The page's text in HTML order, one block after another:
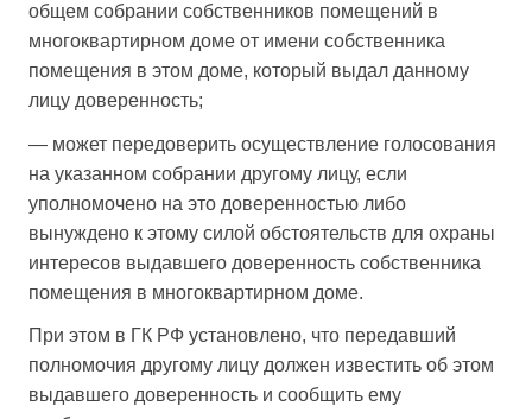
общем собрании собственников помещений в
многоквартирном доме от имени собственника
помещения в этом доме, который выдал данному
лицу доверенность;
— может передоверить осуществление голосования
на указанном собрании другому лицу, если
уполномочено на это доверенностью либо
вынуждено к этому силой обстоятельств для охраны
интересов выдавшего доверенность собственника
помещения в многоквартирном доме.
При этом в ГК РФ установлено, что передавший
полномочия другому лицу должен известить об этом
выдавшего доверенность и сообщить ему